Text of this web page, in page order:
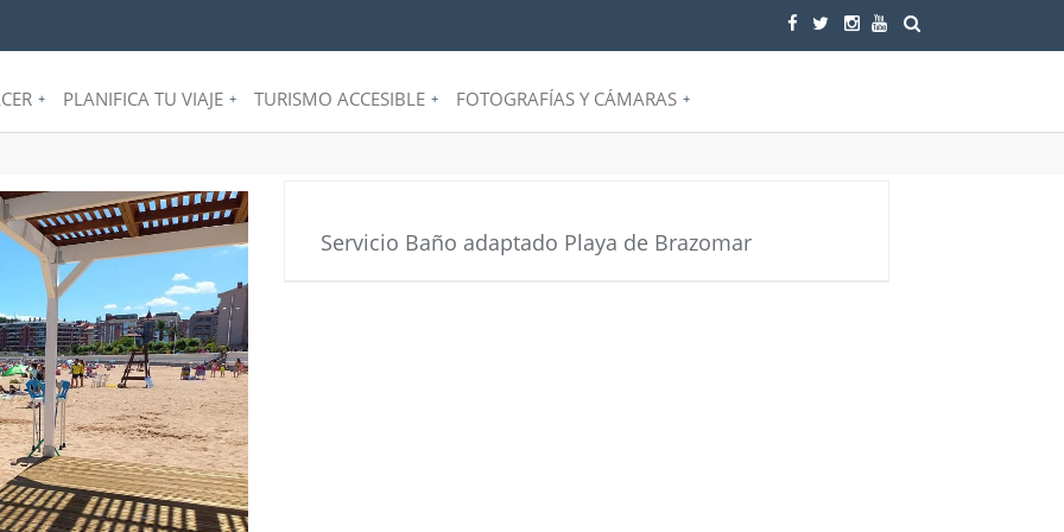
+ PLANIFICA TU VIAJE + TURISMO ACCESIBLE + FOTOGRAFÍAS Y CÁMARAS +
Servicio Baño adaptado Playa de Brazomar